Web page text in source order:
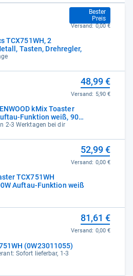
TCX751WH, 2
Tasten, Drehregler,
Bester
Preis
48,99 €
Versand: 0,00 €
kMix Toaster
Funktion weiß, 900
2-3 Werktagen bei dir
48,99 €
Versand: 5,90 €
TCX751WH
Auftau-Funktion weiß
52,99 €
Versand: 0,00 €
(0W23011055)
Sofort lieferbar, 1-3
81,61 €
Versand: 0,00 €